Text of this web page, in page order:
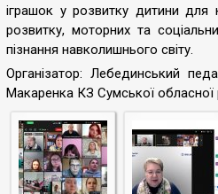
іграшок у розвитку дитини для
розвитку, моторних та
пізнання навколишнього світу.
Організатор: Лебединський
Макаренка КЗ Сумської обласної